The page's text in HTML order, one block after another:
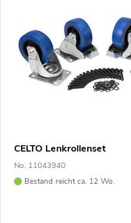
CELTO Lenkrollenset
No. 11043940
Bestand reicht ca. 12 Wo.